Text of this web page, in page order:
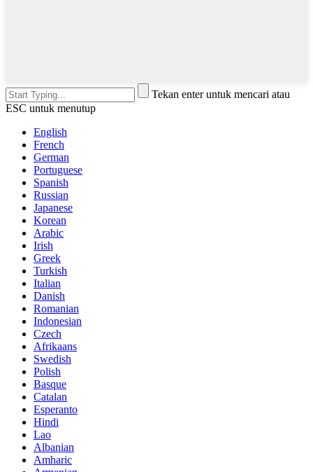
Tekan enter untuk mencari atau
ESC untuk menutup
English
French
German
Portuguese
Spanish
Russian
Japanese
Korean
Arabic
Irish
Greek
Turkish
Italian
Danish
Romanian
Indonesian
Czech
Afrikaans
Swedish
Polish
Basque
Catalan
Esperanto
Hindi
Lao
Albanian
Amharic